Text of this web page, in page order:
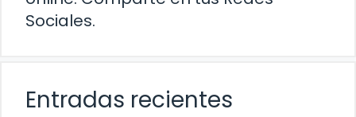
Sociales.
Entradas recientes